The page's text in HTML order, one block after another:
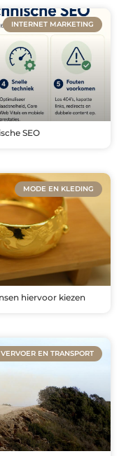
INTERNET MARKETING
SEO
MODE EN KLEDING
hiervoor kiezen
VERVOER EN TRANSPORT